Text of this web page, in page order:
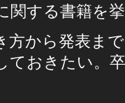
関する書籍を挙
方から発表ま
ておきたい。